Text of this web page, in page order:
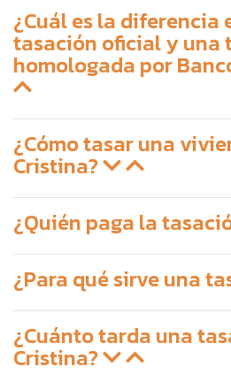
¿Cuál es la diferencia
tasación oficial y una
homologada por
¿Cómo tasar una
Cristina?
¿Quién paga la
¿Para qué sirve una
¿Cuánto tarda una
Cristina?